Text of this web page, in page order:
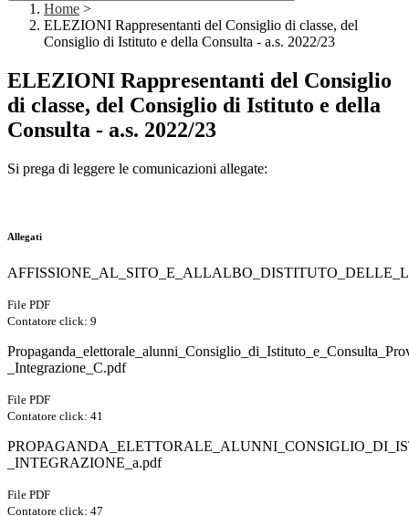
Home >
ELEZIONI Rappresentanti del Consiglio di classe, del
Consiglio di Istituto e della Consulta - a.s. 2022/23
ELEZIONI Rappresentanti del Consiglio
di classe, del Consiglio di Istituto e della
Consulta - a.s. 2022/23
Si prega di leggere le comunicazioni allegate:
Allegati
File PDF
Contatore click: 9
_Integrazione_C.pdf
File PDF
Contatore click: 41
_INTEGRAZIONE_a.pdf
File PDF
Contatore click: 47